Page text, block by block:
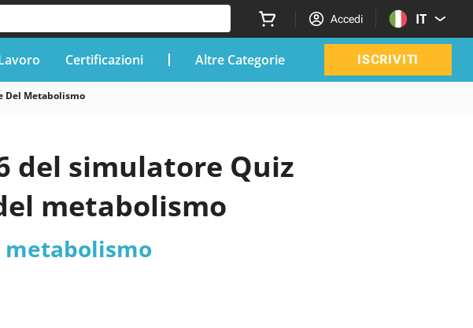
Accedi IT
Certificazioni Altre Categorie ISCRIVITI
Del Metabolismo
del simulatore Quiz
metabolismo
metabolismo